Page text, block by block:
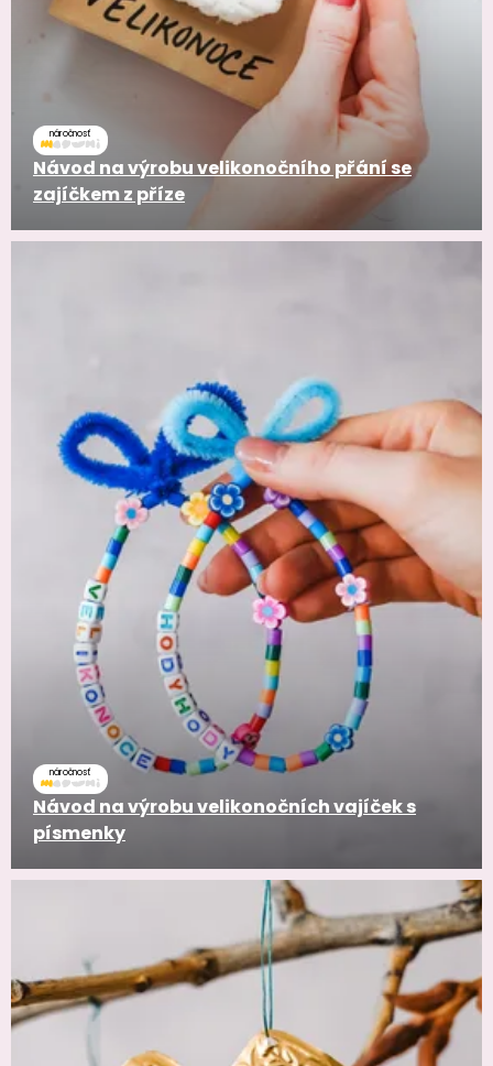
náročnosť
Návod na výrobu velikonočního přání se
zajíčkem z příze
náročnosť
Návod na výrobu velikonočních vajíček s
písmenky